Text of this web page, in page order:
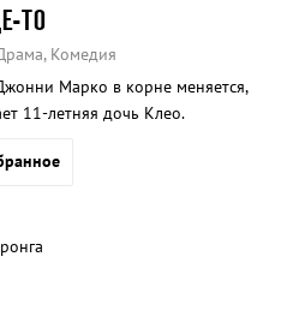
ТО
Комедия
Марко в корне меняется,
11-летняя дочь Клео.